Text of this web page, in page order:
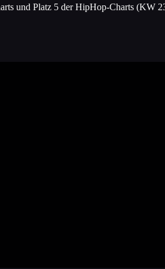
und Platz 5 der HipHop-Charts (KW